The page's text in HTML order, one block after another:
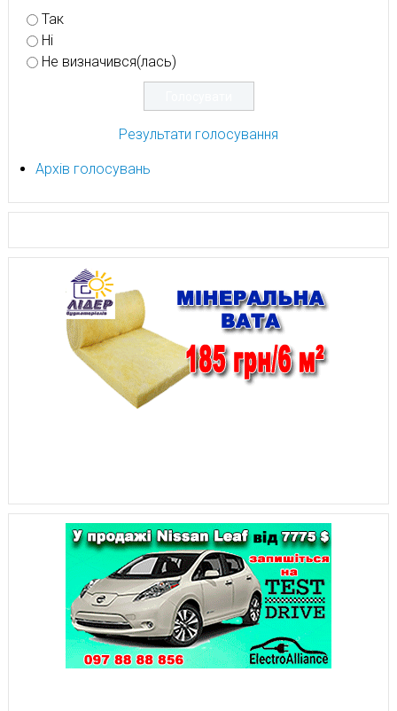
Так
Ні
Не визначився(лась)
Результати голосування
Архів голосувань